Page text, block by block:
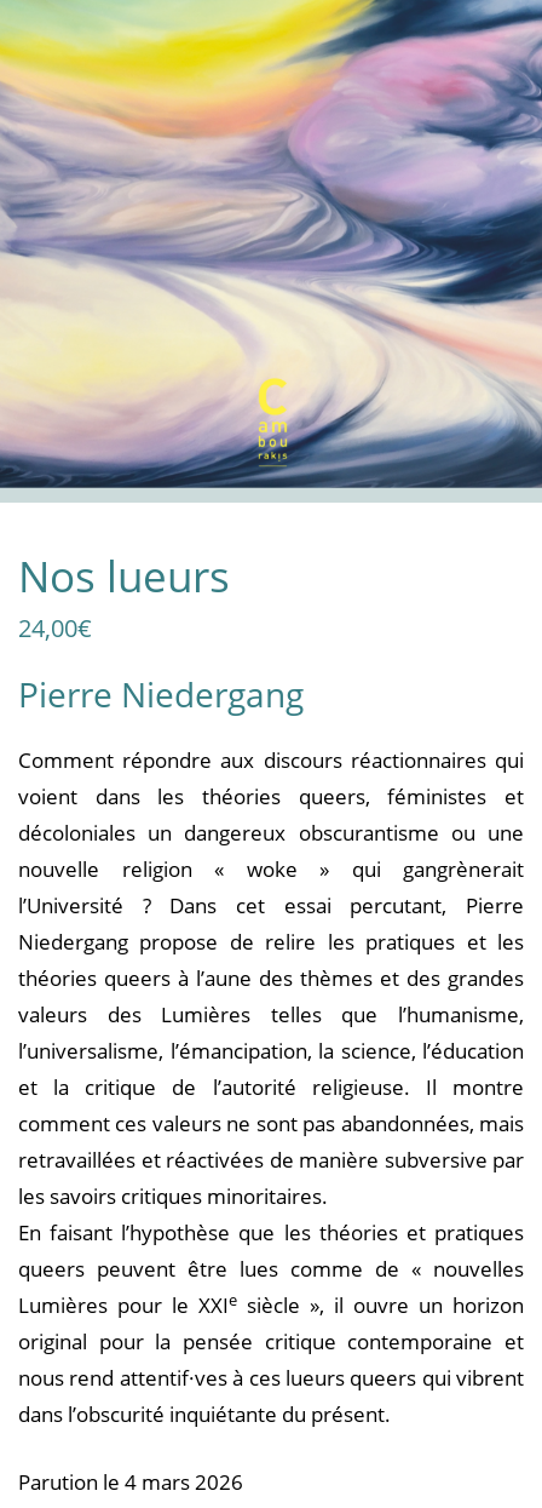
Nos lueurs
24,00€
Pierre Niedergang
Comment répondre aux discours réactionnaires qui
voient dans les théories queers, féministes et
décoloniales un dangereux obscurantisme ou une
nouvelle religion « woke » qui gangrènerait
l’Université ? Dans cet essai percutant, Pierre
Niedergang propose de relire les pratiques et les
théories queers à l’aune des thèmes et des grandes
valeurs des Lumières telles que l’humanisme,
l’universalisme, l’émancipation, la science, l’éducation
et la critique de l’autorité religieuse. Il montre
comment ces valeurs ne sont pas abandonnées, mais
retravaillées et réactivées de manière subversive par
les savoirs critiques minoritaires.
En faisant l’hypothèse que les théories et pratiques
queers peuvent être lues comme de « nouvelles
Lumières pour le XXIe siècle », il ouvre un horizon
original pour la pensée critique contemporaine et
nous rend attentif·ves à ces lueurs queers qui vibrent
dans l’obscurité inquiétante du présent.
Parution le 4 mars 2026